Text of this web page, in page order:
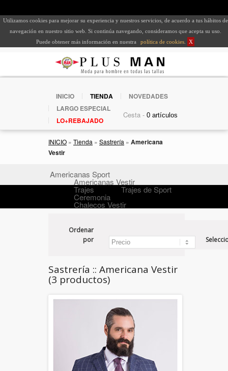
Utilizamos cookies para mejorar su experiencia y nuestros servicios, de acuerdo a tus hábitos de
navegación en nuestro sitio web. Si continúa navegando, consideramos que acepta su uso.
Puede obtener más información en nuestra
política de cookies X
INICIO TIENDA
NOVEDADES
LARGO ESPECIAL
LO+REBAJADO
Cesta -
INICIO » Tienda » Sastrería » Americana
Vestir
Americanas Sport
Americanas Vestir
Trajes Trajes de Sport
Ceremonia
Chalecos Vestir
Ordenar
por
Sastrería :: Americana Vestir
(3 productos)